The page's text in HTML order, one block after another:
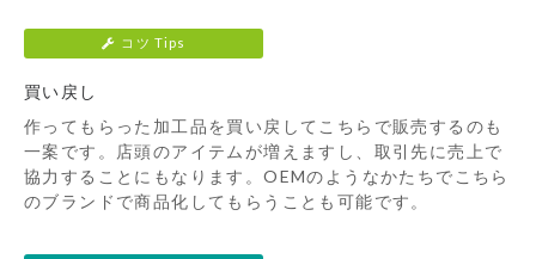
コツ Tips
買い戻し
作ってもらった加工品を買い戻してこちらで販売するのも
一案です。店頭のアイテムが増えますし、取引先に売上で
協力することにもなります。OEMのようなかたちでこちら
のブランドで商品化してもらうことも可能です。